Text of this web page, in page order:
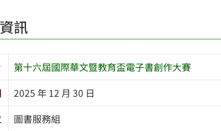
訊
第十六屆國際華文暨教育盃電子書創作大賽
2025 年 12 月 30 日
圖書服務組